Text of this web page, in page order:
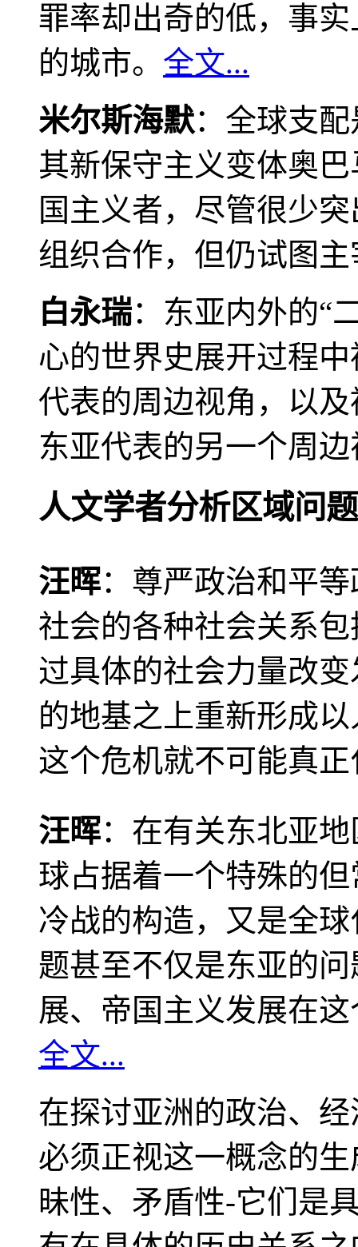
罪率却出奇的低，事
的城市。 全文...
米尔斯海默：全球支
其新保守主义变体奥
国主义者，尽管很少
组织合作，但仍试图
白永瑞：东亚内外的“
心的世界史展开过程
代表的周边视角，以
东亚代表的另一个周
人文学者分析区域问题
汪晖：尊严政治和平
社会的各种社会关系
过具体的社会力量改
的地基之上重新形成
这个危机就不可能真
汪晖：在有关东北亚
球占据着一个特殊的
冷战的构造，又是全
题甚至不仅是东亚的
展、帝国主义发展在
全文...
在探讨亚洲的政治、
必须正视这一概念的
昧性、矛盾性-它们是